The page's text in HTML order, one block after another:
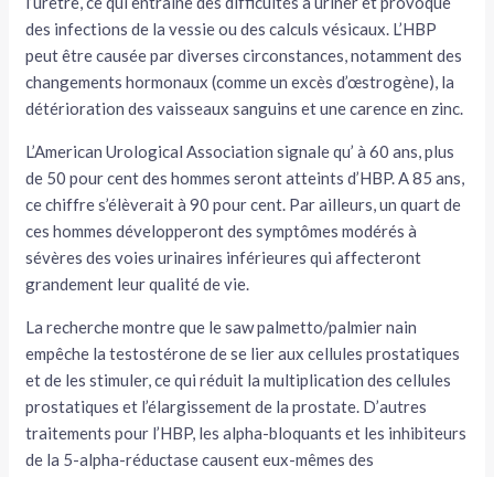
des infections de la vessie ou des calculs vésicaux. L’HBP
peut être causée par diverses circonstances, notamment des
changements hormonaux (comme un excès d’œstrogène), la
détérioration des vaisseaux sanguins et une carence en zinc.
L’American Urological Association signale qu’ à 60 ans, plus
de 50 pour cent des hommes seront atteints d’HBP. A 85 ans,
ce chiffre s’élèverait à 90 pour cent. Par ailleurs, un quart de
ces hommes développeront des symptômes modérés à
sévères des voies urinaires inférieures qui affecteront
grandement leur qualité de vie.
La recherche montre que le saw palmetto/palmier nain
empêche la testostérone de se lier aux cellules prostatiques
et de les stimuler, ce qui réduit la multiplication des cellules
prostatiques et l’élargissement de la prostate. D’autres
traitements pour l’HBP, les alpha-bloquants et les inhibiteurs
de la 5-alpha-réductase causent eux-mêmes des